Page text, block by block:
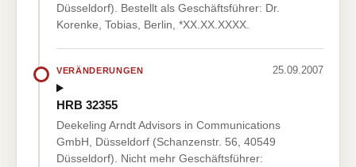
Düsseldorf). Bestellt als Geschäftsführer: Dr.
Korenke, Tobias, Berlin, *XX.XX.XXXX.
VERÄNDERUNGEN 25.09.2007
HRB 32355
Deekeling Arndt Advisors in Communications
GmbH, Düsseldorf (Schanzenstr. 56, 40549
Düsseldorf). Nicht mehr Geschäftsführer: